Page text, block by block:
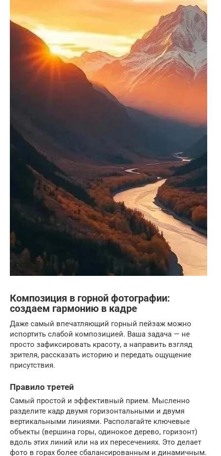
Композиция в горной фотографии:
создаем гармонию в кадре
Даже самый впечатляющий горный пейзаж можно
испортить слабой композицией. Ваша задача — не
просто зафиксировать красоту, а направить взгляд
зрителя, рассказать историю и передать ощущение
присутствия.
Правило третей
Самый простой и эффективный прием. Мысленно
разделите кадр двумя горизонтальными и двумя
вертикальными линиями. Располагайте ключевые
объекты (вершина горы, одинокое дерево, горизонт)
вдоль этих линий или на их пересечениях. Это делает
фото в горах более сбалансированным и динамичным.